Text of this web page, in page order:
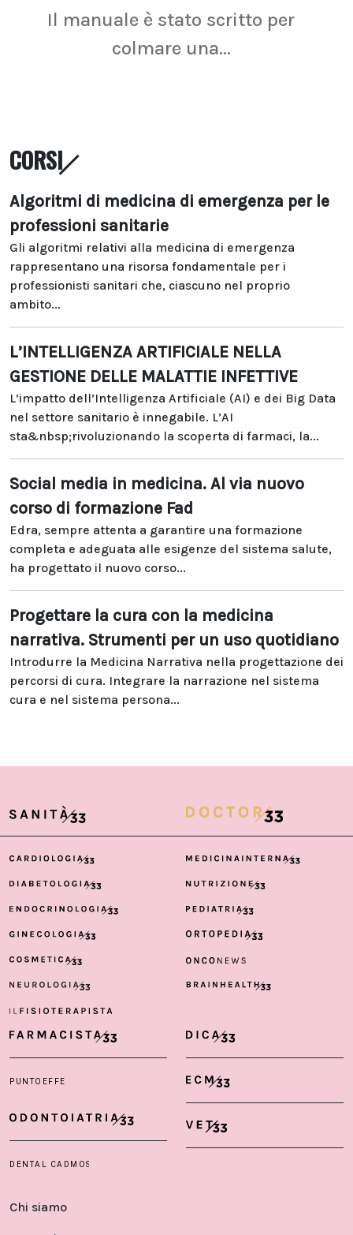
Il manuale è stato scritto per
colmare una...
CORSI
Algoritmi di medicina di emergenza per le
professioni sanitarie
Gli algoritmi relativi alla medicina di emergenza
rappresentano una risorsa fondamentale per i
professionisti sanitari che, ciascuno nel proprio
ambito...
L’INTELLIGENZA ARTIFICIALE NELLA
GESTIONE DELLE MALATTIE INFETTIVE
L’impatto dell’Intelligenza Artificiale (AI) e dei Big Data
nel settore sanitario è innegabile. L’AI
sta&nbsp;rivoluzionando la scoperta di farmaci, la...
Social media in medicina. Al via nuovo
corso di formazione Fad
Edra, sempre attenta a garantire una formazione
completa e adeguata alle esigenze del sistema salute,
ha progettato il nuovo corso...
Progettare la cura con la medicina
narrativa. Strumenti per un uso quotidiano
Introdurre la Medicina Narrativa nella progettazione dei
percorsi di cura. Integrare la narrazione nel sistema
cura e nel sistema persona...
Chi siamo